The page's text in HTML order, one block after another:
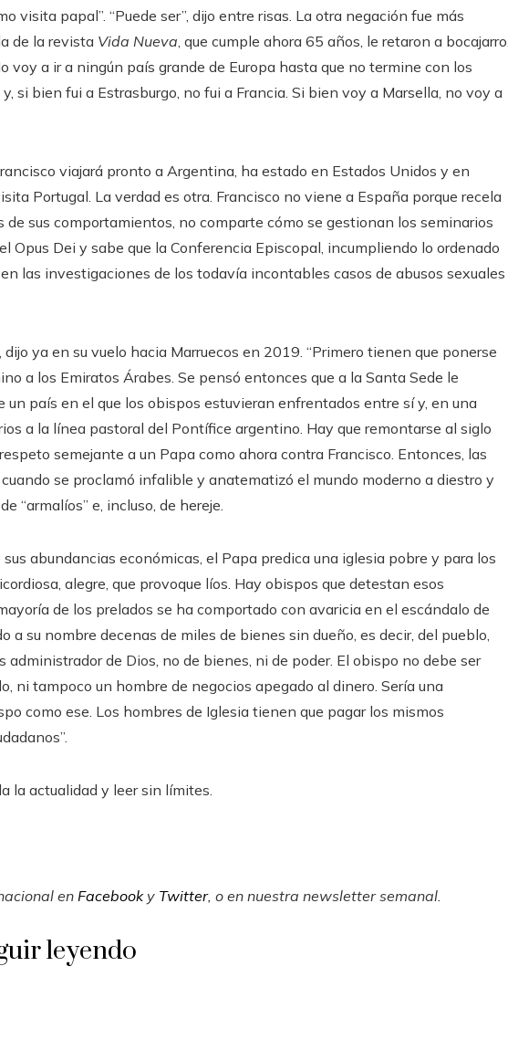
visita papal”. “Puede ser”, dijo entre risas. La otra negación fue más
de la revista Vida Nueva , que cumple ahora 65 años, le retaron a bocajarro.
voy a ir a ningún país grande de Europa hasta que no termine con los
si bien fui a Estrasburgo, no fui a Francia. Si bien voy a Marsella, no voy a
viajará pronto a Argentina, ha estado en Estados Unidos y en
Portugal. La verdad es otra. Francisco no viene a España porque recela
de sus comportamientos, no comparte cómo se gestionan los seminarios
Opus Dei y sabe que la Conferencia Episcopal, incumpliendo lo ordenado
las investigaciones de los todavía incontables casos de abusos sexuales
dijo ya en su vuelo hacia Marruecos en 2019. “Primero tienen que ponerse
a los Emiratos Árabes. Se pensó entonces que a la Santa Sede le
un país en el que los obispos estuvieran enfrentados entre sí y, en una
a la línea pastoral del Pontífice argentino. Hay que remontarse al siglo
semejante a un Papa como ahora contra Francisco. Entonces, las
se proclamó infalible y anatematizó el mundo moderno a diestro y
“armalíos” e, incluso, de hereje.
abundancias económicas, el Papa predica una iglesia pobre y para los
alegre, que provoque líos. Hay obispos que detestan esos
de los prelados se ha comportado con avaricia en el escándalo de
a su nombre decenas de miles de bienes sin dueño, es decir, del pueblo,
administrador de Dios, no de bienes, ni de poder. El obispo no debe ser
ni tampoco un hombre de negocios apegado al dinero. Sería una
como ese. Los hombres de Iglesia tienen que pagar los mismos
la actualidad y leer sin límites.
en Facebooky Twitter, o en nuestra newsletter semanal
leyendo